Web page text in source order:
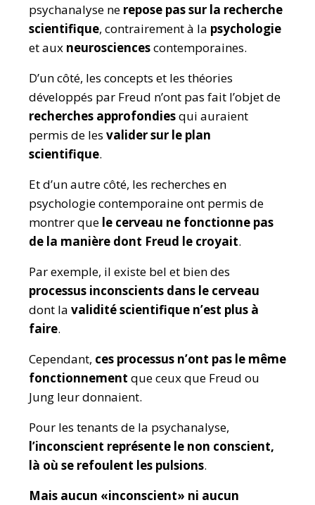
psychanalyse ne repose pas sur la recherche
scientifique, contrairement à la psychologie
et aux neurosciencescontemporaines.
D’un côté, les concepts et les théories
développés par Freud n’ont pas fait l’objet de
recherches approfondiesqui auraient
permis de les valider sur le plan
scientifique.
Et d’un autre côté, les recherches en
psychologie contemporaine ont permis de
montrer que le cerveau ne fonctionne pas
de la manière dont Freud le croyait.
Par exemple, il existe bel et bien des
processus inconscients dans le cerveau
dont la validité scientifique n’est plus à
faire.
Cependant, ces processus n’ont pas le même
fonctionnement que ceux que Freud ou
Jung leur donnaient.
Pour les tenants de la psychanalyse,
l’inconscient représente le non conscient,
là où se refoulent les pulsions.
Mais aucun «inconscient» ni aucun